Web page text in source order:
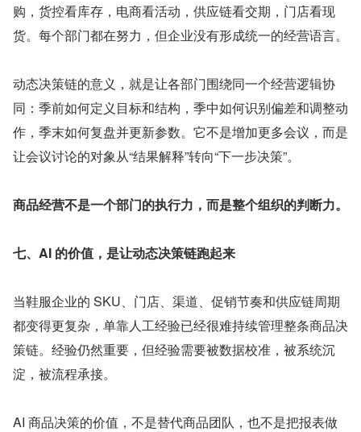
购，货控看库存，电商看活动，供应链看交期，门店看现
货。每个部门都在努力，但企业没有形成统一的经营语言。
动态决策链的意义，就是让各部门围绕同一个经营逻辑协
同：季前如何定义目标和结构，季中如何识别偏差和调整动
作，季末如何复盘并更新参数。它不是增加更多会议，而是
让会议讨论的对象从“结果解释”转向“下一步决策”。
商品经营不是一个部门的执行力，而是整个组织的判断力。
七、AI 的价值，是让动态决策链跑起来
当鞋服企业的 SKU、门店、渠道、促销节奏和供应链周期
都变得更复杂，单靠人工经验已经很难持续管理整条商品决
策链。经验仍然重要，但经验需要被数据校准，被系统沉
淀，被流程承接。
AI 商品决策的价值，不是替代商品团队，也不是把报表做